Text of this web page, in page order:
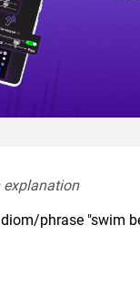
explanation
phrase "swim